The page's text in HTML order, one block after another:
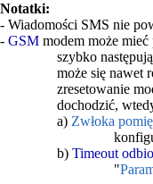
Notatki:
- Wiadomości SMS nie
- GSM modem może
szybko
może się nawet
zresetowanie
dochodzić,
a) Zwłoka
b) Timeout
"